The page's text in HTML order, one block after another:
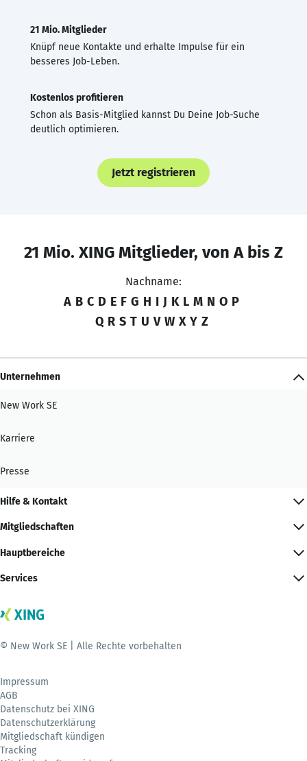
21 Mio. Mitglieder
Knüpf neue Kontakte und erhalte Impulse für ein
besseres Job-Leben.
Kostenlos profitieren
Schon als Basis-Mitglied kannst Du Deine Job-Suche
deutlich optimieren.
Jetzt registrieren
21 Mio. XING Mitglieder, von A bis Z
Nachname:
A B C D E F G H I J K L M N O P
Q R S T U V W X Y Z
Unternehmen
New Work SE
Karriere
Presse
Hilfe & Kontakt
Mitgliedschaften
Hauptbereiche
Services
© New Work SE | Alle Rechte vorbehalten
Impressum
AGB
Datenschutz bei XING
Datenschutzerklärung
Mitgliedschaft kündigen
Tracking